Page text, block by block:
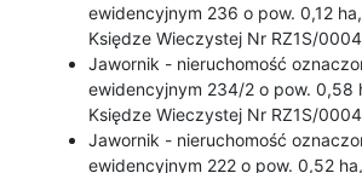
ewidencyjnym 236 o pow. 0,12
Księdze Wieczystej Nr RZ1S/
Jawornik - nieruchomość
ewidencyjnym 234/2 o pow. 0,58
Księdze Wieczystej Nr RZ1S/
Jawornik - nieruchomość
ewidencyjnym 222 o pow. 0,52